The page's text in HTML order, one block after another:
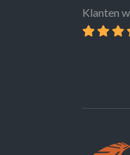
Klanten